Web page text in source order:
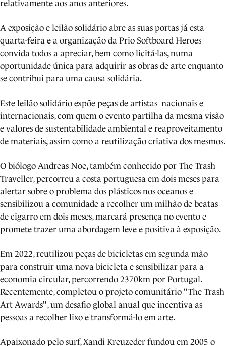
relativamente aos anos anteriores.
A exposição e leilão solidário abre as suas portas já esta
quarta-feira e a organização da Prio Softboard Heroes
convida todos a apreciar, bem como licitá-las, numa
oportunidade única para adquirir as obras de arte enquanto
se contribui para uma causa solidária.
Este leilão solidário expõe peças de artistas nacionais e
internacionais, com quem o evento partilha da mesma visão
e valores de sustentabilidade ambiental e reaproveitamento
de materiais, assim como a reutilização criativa dos mesmos.
O biólogo Andreas Noe, também conhecido por The Trash
Traveller, percorreu a costa portuguesa em dois meses para
alertar sobre o problema dos plásticos nos oceanos e
sensibilizou a comunidade a recolher um milhão de beatas
de cigarro em dois meses, marcará presença no evento e
promete trazer uma abordagem leve e positiva à exposição.
Em 2022, reutilizou peças de bicicletas em segunda mão
para construir uma nova bicicleta e sensibilizar para a
economia circular, percorrendo 2370km por Portugal.
Recentemente, completou o projeto comunitário "The Trash
Art Awards", um desafio global anual que incentiva as
pessoas a recolher lixo e transformá-lo em arte.
Apaixonado pelo surf, Xandi Kreuzeder fundou em 2005 o